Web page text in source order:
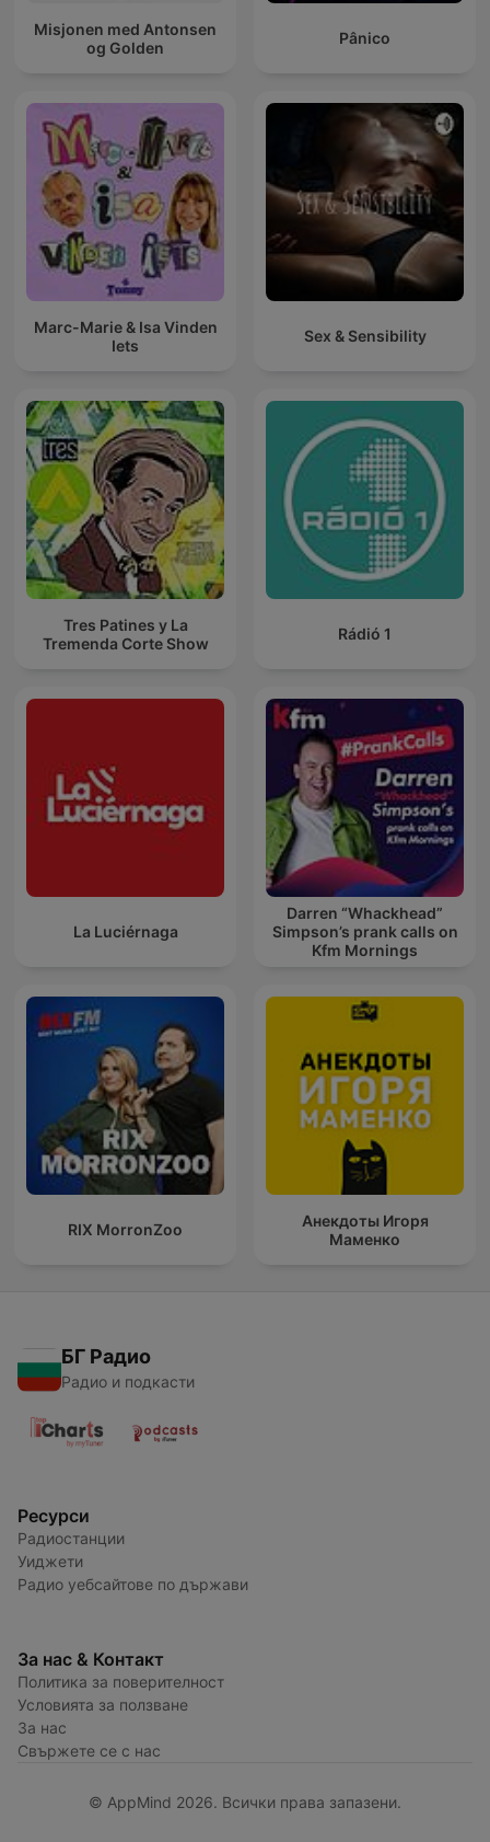
Misjonen med Antonsen
og Golden
Pânico
Marc-Marie & Isa Vinden
Iets
Sex & Sensibility
Tres Patines y La
Tremenda Corte Show
Rádió 1
La Luciérnaga
Darren “Whackhead”
Simpson’s prank calls on
Kfm Mornings
RIX MorronZoo
Анекдоты Игоря
Маменко
БГ Радио
Радио и подкасти
Ресурси
Радиостанции
Уиджети
Радио уебсайтове по държави
За нас & Контакт
Политика за поверителност
Условията за ползване
За нас
Свържете се с нас
© AppMind 2026. Всички права запазени.